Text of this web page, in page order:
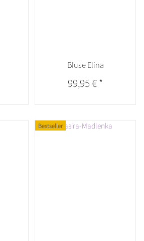
Bluse Elina
99,95 €*
Bestseller